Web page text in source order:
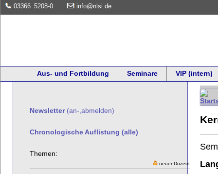
03366 5208-0 info@nlsi.de
Aus- und Fortbildung Seminare VIP (intern)
Newsletter(an-,abmelden)
Chronologische Auflistung (alle)
Themen:
neuer Dozent